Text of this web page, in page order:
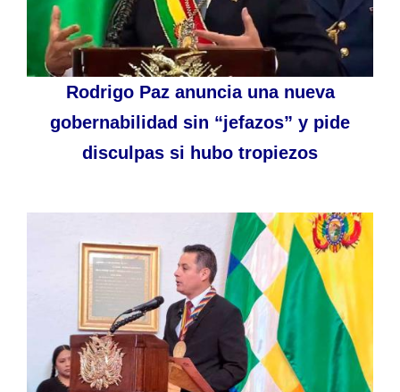
Rodrigo Paz anuncia una nueva
gobernabilidad sin “jefazos” y pide
disculpas si hubo tropiezos